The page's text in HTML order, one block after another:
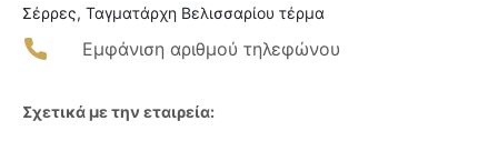
Σέρρες, Ταγματάρχη Βελισσαρίου τέρμα
Εμφάνιση αριθμού τηλεφώνου
Σχετικά με την εταιρεία: